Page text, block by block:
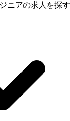
ニアの求人を探す